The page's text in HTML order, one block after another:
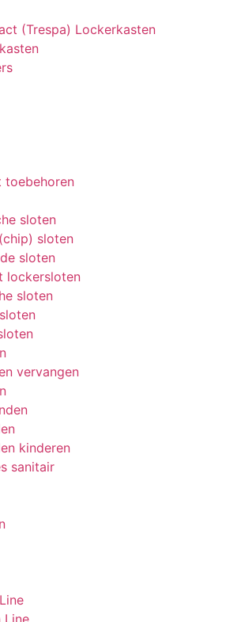
(Trespa) Lockerkasten
toebehoren
sloten
sloten
sloten
lockersloten
sloten
vervangen
kinderen
sanitair
Line